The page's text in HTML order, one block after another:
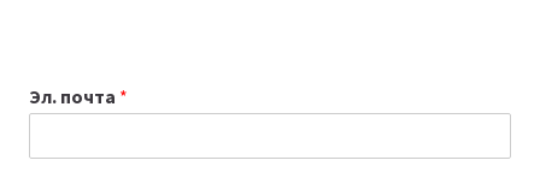
2026:
Эл. почта *